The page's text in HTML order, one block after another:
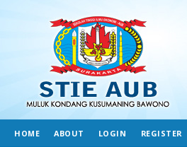
HOME ABOUT LOGIN REGISTER